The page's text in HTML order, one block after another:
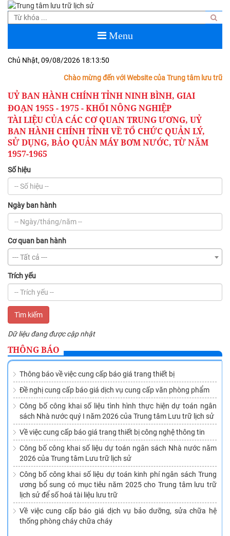
Menu
Chủ Nhật, 09/08/2026 18:13:50
Chào mừng đến với Website của Trung tâm lưu trữ
UỶ BAN HÀNH CHÍNH TỈNH NINH BÌNH, GIAI
ĐOẠN 1955 - 1975 - KHỐI NÔNG NGHIỆP
TÀI LIỆU CỦA CÁC CƠ QUAN TRUNG ƯƠNG, UỶ
BAN HÀNH CHÍNH TỈNH VỀ TỔ CHỨC QUẢN LÝ,
SỬ DỤNG, BẢO QUẢN MÁY BƠM NƯỚC, TỪ NĂM
1957-1965
Số hiệu
Ngày ban hành
Cơ quan ban hành
--- Tất cả ---
Trích yếu
Tìm kiếm
Dữ liệu đang được cập nhật
THÔNG BÁO
Thông báo về việc cung cấp báo giá trang thiết bị
Đề nghị cung cấp báo giá dịch vụ cung cấp văn phòng phẩm
Công bố công khai số liệu tình hình thực hiện dự toán ngân
sách Nhà nước quý I năm 2026 của Trung tâm Lưu trữ lịch sử
Về việc cung cấp báo giá trang thiết bị công nghệ thông tin
Công bố công khai số liệu dự toán ngân sách Nhà nước năm
2026 của Trung tâm Lưu trữ lịch sử
Công bố công khai số liệu dự toán kinh phí ngân sách Trung
ương bổ sung có mục tiêu năm 2025 cho Trung tâm lưu trữ
lịch sử để số hoá tài liệu lưu trữ
Về việc cung cấp báo giá dịch vụ bảo dưỡng, sửa chữa hệ
thống phòng cháy chữa cháy